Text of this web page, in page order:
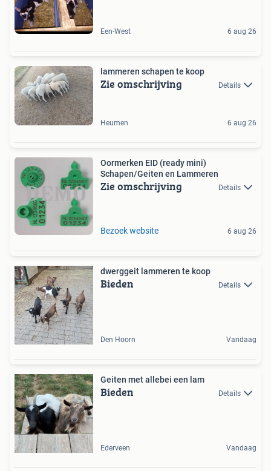
Een-West 6 aug 26
lammeren schapen te koop
Zie omschrijving Details
Heumen 6 aug 26
Oormerken EID (ready mini)
Schapen/Geiten en Lammeren
Zie omschrijving Details
Bezoek website 6 aug 26
dwerggeit lammeren te koop
Bieden Details
Den Hoorn Vandaag
Geiten met allebei een lam
Bieden Details
Ederveen Vandaag